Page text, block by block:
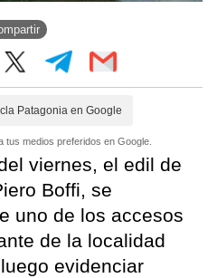
Patagonia en Google
tus medios preferidos en Google.
viernes, el edil de
Boffi, se
uno de los accesos
de la localidad
evidenciar